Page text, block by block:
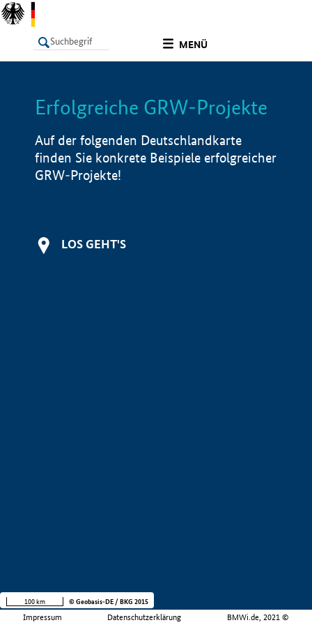
MENÜ
LISTE Info
Erfolgreiche GRW-Projekte
Auf der folgenden Deutschlandkarte
finden Sie konkrete Beispiele erfolgreicher
GRW-Projekte!
LOS GEHT'S
Impressum Datenschutzerklärung BMWi.de, 2021 ©
100 km © Geobasis-DE / BKG 2015